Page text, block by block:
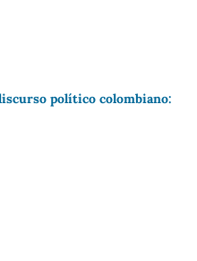
político colombiano: